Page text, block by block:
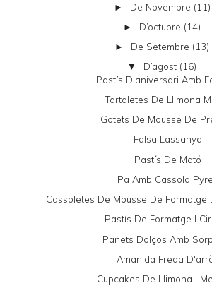
► De Novembre (11)
► D’octubre (14)
► De Setembre (13)
▼ D’agost (16)
Pastís D'aniversari Amb
Tartaletes De Llimona
Gotets De Mousse De
Falsa Lassanya
Pastís De Mató
Pa Amb Cassola
Cassoletes De Mousse De Formatge
Pastís De Formatge I
Panets Dolços Amb
Amanida Freda
Cupcakes De Llimona I